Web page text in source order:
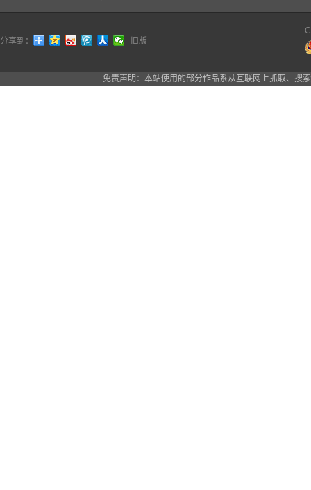
分享到： 旧版
免责声明：本站使用的部分作品系从互联网上抓取、搜